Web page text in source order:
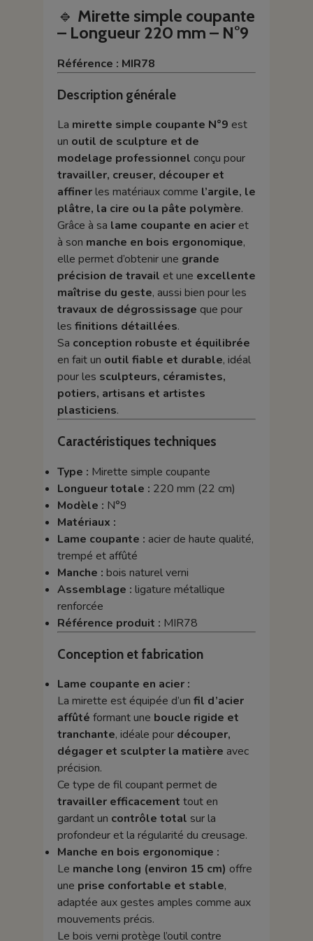
🔹 Mirette simple coupante
– Longueur 220 mm – N°9
Référence : MIR78
Description générale
La mirette simple coupante N°9 est
un outil de sculpture et de
modelage professionnel conçu pour
travailler, creuser, découper et
affinerles matériaux comme l’argile, le
plâtre, la cire ou la pâte polymère.
Grâce à sa lame coupante en acieret
à son manche en bois ergonomique,
elle permet d’obtenir une grande
précision de travail et une excellente
maîtrise du geste, aussi bien pour les
travaux de dégrossissage que pour
les finitions détaillées.
Sa conception robuste et équilibrée
en fait un outil fiable et durable, idéal
pour les sculpteurs, céramistes,
potiers, artisans et artistes
plasticiens.
Caractéristiques techniques
Type : Mirette simple coupante
Longueur totale : 220 mm (22 cm)
Modèle : N°9
Matériaux :
Lame coupante : acier de haute qualité,
trempé et affûté
Manche : bois naturel verni
Assemblage : ligature métallique
renforcée
Référence produit : MIR78
Conception et fabrication
Lame coupante en acier :
La mirette est équipée d’un fil d’acier
affûté formant une boucle rigide et
tranchante, idéale pour découper,
dégager et sculpter la matière avec
précision.
Ce type de fil coupant permet de
travailler efficacement tout en
gardant un contrôle total sur la
profondeur et la régularité du creusage.
Manche en bois ergonomique :
Le manche long (environ 15 cm) offre
une prise confortable et stable,
adaptée aux gestes amples comme aux
mouvements précis.
Le bois verni protège l’outil contre